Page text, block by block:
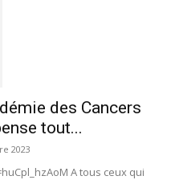
des Cancers
tout...
2023
A tous ceux qui